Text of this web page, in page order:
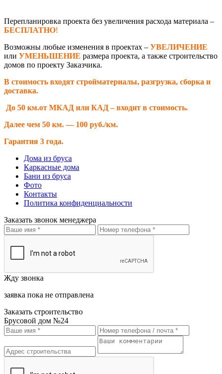
Перепланировка проекта без увеличения расхода материала –
БЕСПЛАТНО!
Возможны любые изменения в проектах – УВЕЛИЧЕНИЕ
или УМЕНЬШЕНИЕ размера проекта, а также строительство
домов по проекту Заказчика.
В стоимость входят стройматериалы, разгрузка, сборка и
доставка.
До 50 км.от МКАД или КАД – входит в стоимость.
Далее чем 50 км. — 100 руб./км.
Гарантия 3 года.
Дома из бруса
Каркасные дома
Бани из бруса
Фото
Контакты
Политика конфиденциальности
Заказать звонок менеджера
Жду звонка
заявка пока не отправлена
Заказать строительство
Брусовой дом №24